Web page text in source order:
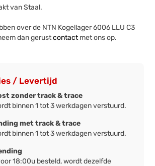
van Staal.
over de NTN Kogellager 6006 LLU C3
dan gerustcontactmet ons op.
/ Levertijd
zonder track & trace
binnen 1 tot 3 werkdagen verstuurd.
met track & trace
binnen 1 tot 3 werkdagen verstuurd.
18:00u besteld, wordt dezelfde